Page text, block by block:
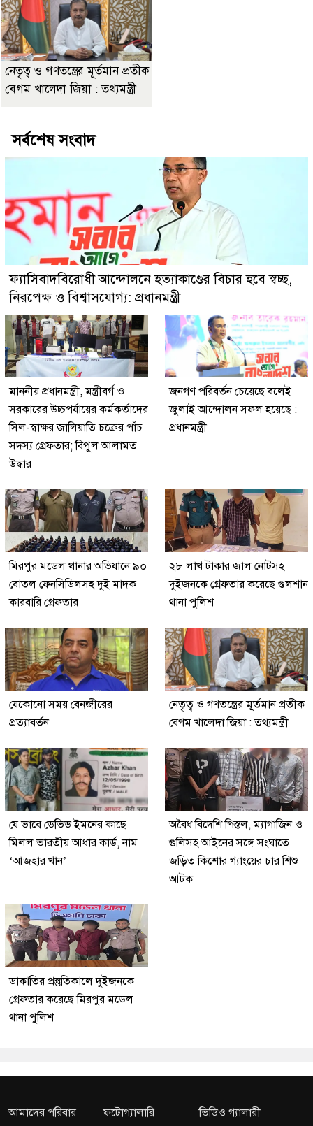
নেতৃত্ব ও গণতন্ত্রের মূর্তমান প্রতীক
বেগম খালেদা জিয়া : তথ্যমন্ত্রী
সর্বশেষ সংবাদ
ফ্যাসিবাদবিরোধী আন্দোলনে হত্যাকাণ্ডের বিচার হবে স্বচ্ছ,
নিরপেক্ষ ও বিশ্বাসযোগ্য: প্রধানমন্ত্রী
মাননীয় প্রধানমন্ত্রী, মন্ত্রীবর্গ ও
সরকারের উচ্চপর্যায়ের কর্মকর্তাদের
সিল-স্বাক্ষর জালিয়াতি চক্রের পাঁচ
সদস্য গ্রেফতার; বিপুল আলামত
উদ্ধার
জনগণ পরিবর্তন চেয়েছে বলেই
জুলাই আন্দোলন সফল হয়েছে :
প্রধানমন্ত্রী
মিরপুর মডেল থানার অভিযানে ৯০
বোতল ফেনসিডিলসহ দুই মাদক
কারবারি গ্রেফতার
২৮ লাখ টাকার জাল নোটসহ
দুইজনকে গ্রেফতার করেছে গুলশান
থানা পুলিশ
যেকোনো সময় বেনজীরের
প্রত্যাবর্তন
নেতৃত্ব ও গণতন্ত্রের মূর্তমান প্রতীক
বেগম খালেদা জিয়া : তথ্যমন্ত্রী
যে ভাবে ডেভিড ইমনের কাছে
মিলল ভারতীয় আধার কার্ড, নাম
‘আজহার খান’
অবৈধ বিদেশি পিস্তল, ম্যাগাজিন ও
গুলিসহ আইনের সঙ্গে সংঘাতে
জড়িত কিশোর গ্যাংয়ের চার শিশু
আটক
ডাকাতির প্রস্তুতিকালে দুইজনকে
গ্রেফতার করেছে মিরপুর মডেল
থানা পুলিশ
আমাদের পরিবার ফটোগ্যালারি ভিডিও গ্যালারী